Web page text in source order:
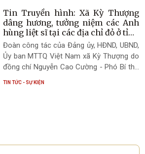
- Chính ủy Ban Chỉ huy Phòng thủ Khu vực
3 Kỳ Anh làm trưởng đoàn đã đến thăm,
tặng quà và tri ân các gia đình chính sách
trên địa bàn xã Kỳ Thượng.
Tin Truyền hình: Xã Kỳ Thượng
dâng hương, tưởng niệm các Anh
hùng liệt sĩ tại các địa chỉ đỏ ở tỉnh
Quảng Trị
Đoàn công tác của Đảng ủy, HĐND, UBND,
Ủy ban MTTQ Việt Nam xã Kỳ Thượng do
đồng chí Nguyễn Cao Cường - Phó Bí thư
TIN TỨC - SỰ KIỆN